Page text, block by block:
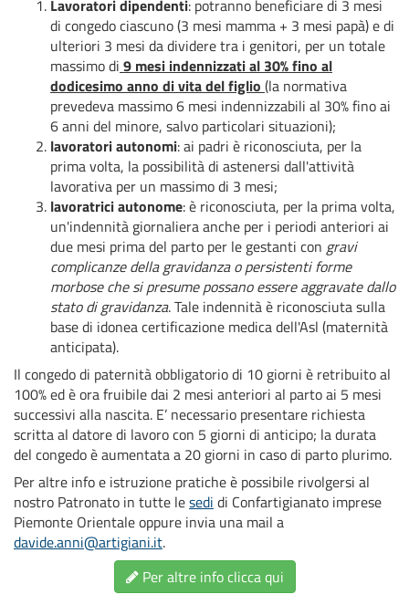
Lavoratori dipendenti: potranno beneficiare di 3 mesi
di congedo ciascuno (3 mesi mamma + 3 mesi papà) e di
ulteriori 3 mesi da dividere tra i genitori, per un totale
massimo di 9 mesi indennizzati al 30% fino al
dodicesimo anno di vita del figlio (la normativa
prevedeva massimo 6 mesi indennizzabili al 30% fino ai
6 anni del minore, salvo particolari situazioni);
lavoratori autonomi: ai padri è riconosciuta, per la
prima volta, la possibilità di astenersi dall'attività
lavorativa per un massimo di 3 mesi;
lavoratrici autonome: è riconosciuta, per la prima volta,
un'indennità giornaliera anche per i periodi anteriori ai
due mesi prima del parto per le gestanti con gravi
complicanze della gravidanza o persistenti forme
morbose che si presume possano essere aggravate dallo
stato di gravidanza. Tale indennità è riconosciuta sulla
base di idonea certificazione medica dell'Asl (maternità
anticipata).
Il congedo di paternità obbligatorio di 10 giorni è retribuito al
100% ed è ora fruibile dai 2 mesi anteriori al parto ai 5 mesi
successivi alla nascita. E’ necessario presentare richiesta
scritta al datore di lavoro con 5 giorni di anticipo; la durata
del congedo è aumentata a 20 giorni in caso di parto plurimo.
Per altre info e istruzione pratiche è possibile rivolgersi al
nostro Patronato in tutte lesedi di Confartigianato imprese
Piemonte Orientale oppure invia una mail a
davide.anni@artigiani.it.
Per altre info clicca qui